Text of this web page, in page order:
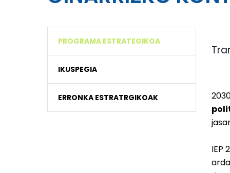
PROGRAMA ESTRATEGIKOA
IKUSPEGIA
ERRONKA ESTRATRGIKOAK
IEP